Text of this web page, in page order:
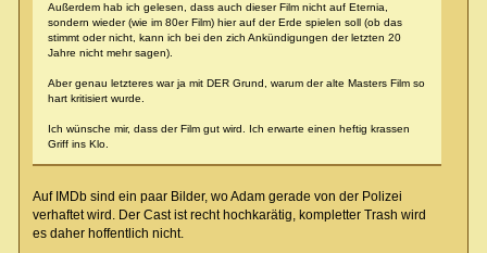
Außerdem hab ich gelesen, dass auch dieser Film nicht auf Eternia,
sondern wieder (wie im 80er Film) hier auf der Erde spielen soll (ob das
stimmt oder nicht, kann ich bei den zich Ankündigungen der letzten 20
Jahre nicht mehr sagen).
Aber genau letzteres war ja mit DER Grund, warum der alte Masters Film so
hart kritisiert wurde.
Ich wünsche mir, dass der Film gut wird. Ich erwarte einen heftig krassen
Griff ins Klo.
Auf IMDb sind ein paar Bilder, wo Adam gerade von der Polizei
verhaftet wird. Der Cast ist recht hochkarätig, kompletter Trash wird
es daher hoffentlich nicht.